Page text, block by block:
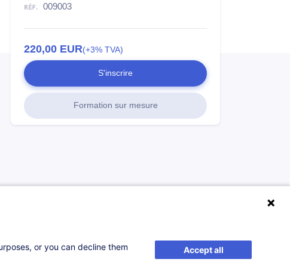
009003
220,00 EUR(+3% TVA)
S'inscrire
Formation sur mesure
or you can decline them
Accept all